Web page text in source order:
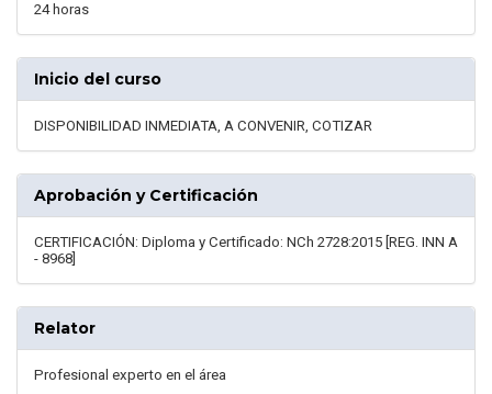
24 horas
Inicio del curso
DISPONIBILIDAD INMEDIATA, A CONVENIR, COTIZAR
Aprobación y Certificación
CERTIFICACIÓN: Diploma y Certificado: NCh 2728:2015 [REG. INN A
- 8968]
Relator
Profesional experto en el área